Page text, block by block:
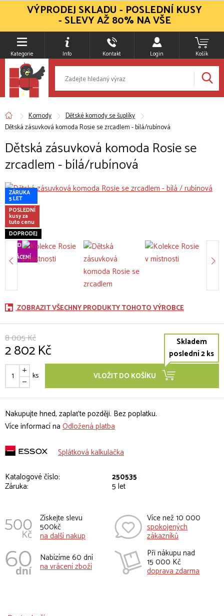
Kategorie Info Kontakt Login Košík
Komody
Dětské komody se šuplíky
Dětská zásuvková komoda Rosie se zrcadlem - bílá/rubínová
Dětská zásuvková komoda Rosie se
zrcadlem - bílá/rubínová
ZÁRUKA
5 LET
POSLEDNÍ
kusy za
tuto cenu
DOPRODEJ
60 DNÍ
VRÁCENÍ
ZOBRAZIT VŠECHNY PRODUKTY TOHOTO VÝROBCE
8 005 Kč
2 802 Kč
Skladem
poslední 2 ks
ks VLOŽIT DO KOŠÍKU
Nakupujte hned, zaplaťte později. Bez poplatku.
Více informací na Odložená platba
Splátková kalkulačka
Katalogové číslo:
250535
Záruka: 5 let
Získejte slevu
500kč
na další nakup
Více než 10 000
spokojených
zákazníků
Nabízíme 60 dní
na vrácení zboží
Při nákupu nad
15 000 Kč
doprava zdarma
VÝPRODEJ SKLADU - POSLEDNÍ KUSY
- SLEVY AŽ 80% NA VŠE